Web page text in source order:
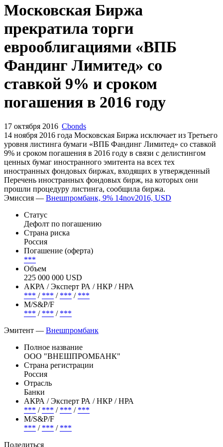
Московская Биржа
прекратила торги
еврооблигациями «ВПБ
Фандинг Лимитед» со
ставкой 9% и сроком
погашения в 2016 году
17 октября 2016 Cbonds
14 ноября 2016 года Московская Биржа исключает из Третьего
уровня листинга бумаги «ВПБ Фандинг Лимитед» со ставкой
9% и сроком погашения в 2016 году в связи с делистингом
ценных бумаг иностранного эмитента на всех тех
иностранных фондовых биржах, входящих в утвержденный
Перечень иностранных фондовых бирж, на которых они
прошли процедуру листинга, сообщила биржа.
Эмиссия — Внешпромбанк, 9% 14nov2016, USD
Статус
Дефолт по погашению
Страна риска
Россия
Погашение (оферта)
***
Объем
225 000 000 USD
АКРА / Эксперт РА / НКР / НРА
*** / *** / *** / ***
М/S&P/F
*** / *** / ***
Эмитент — Внешпромбанк
Полное название
ООО "ВНЕШПРОМБАНК"
Страна регистрации
Россия
Отрасль
Банки
АКРА / Эксперт РА / НКР / НРА
*** / *** / *** / ***
М/S&P/F
*** / *** / ***
Поделиться